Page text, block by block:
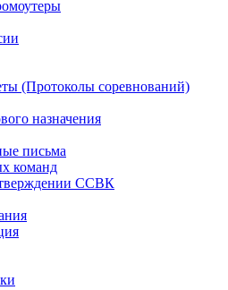
(Протоколы соревнований)
назначения
письма
команд
ССВК